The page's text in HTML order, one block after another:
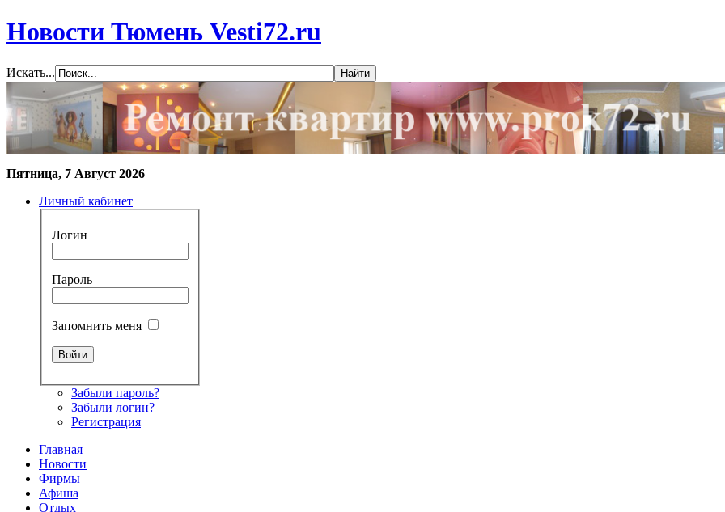
Новости Тюмень Vesti72.ru
Искать...
Пятница, 7 Август 2026
Личный кабинет
Логин
Пароль
Запомнить меня
Забыли пароль?
Забыли логин?
Регистрация
Главная
Новости
Фирмы
Афиша
Отдых